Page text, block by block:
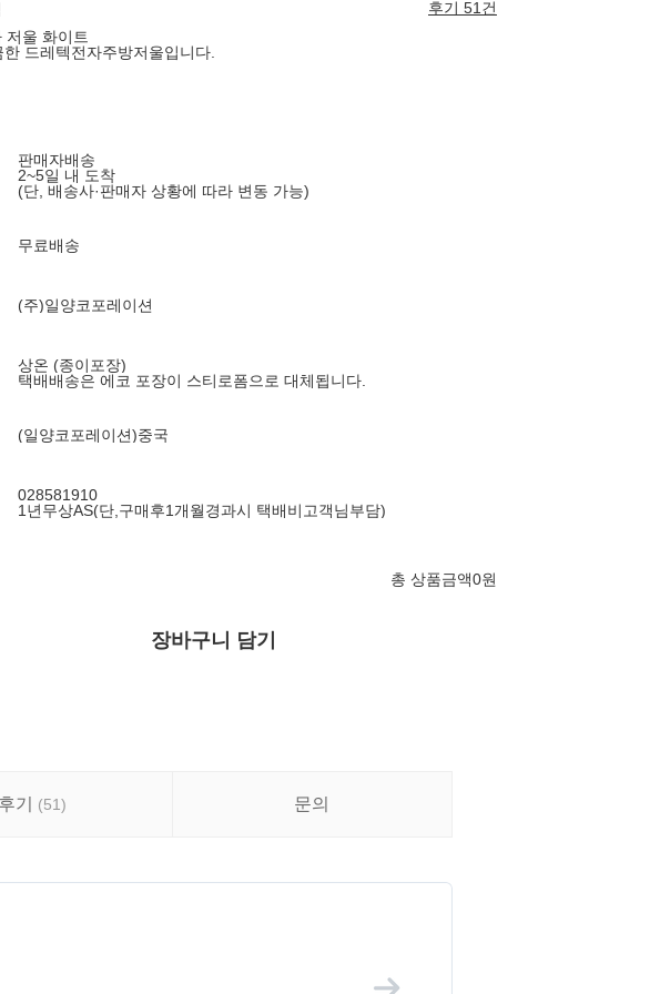
후기 51건
저울 화이트
드레텍전자주방저울입니다.
판매자배송
2~5일 내 도착
(단, 배송사·판매자 상황에 따라 변동 가능)
무료배송
(주)일양코포레이션
상온 (종이포장)
택배배송은 에코 포장이 스티로폼으로 대체됩니다.
(일양코포레이션)중국
028581910
1년무상AS(단,구매후1개월경과시 택배비고객님부담)
총 상품금액0원
장바구니 담기
후기 (51) 문의